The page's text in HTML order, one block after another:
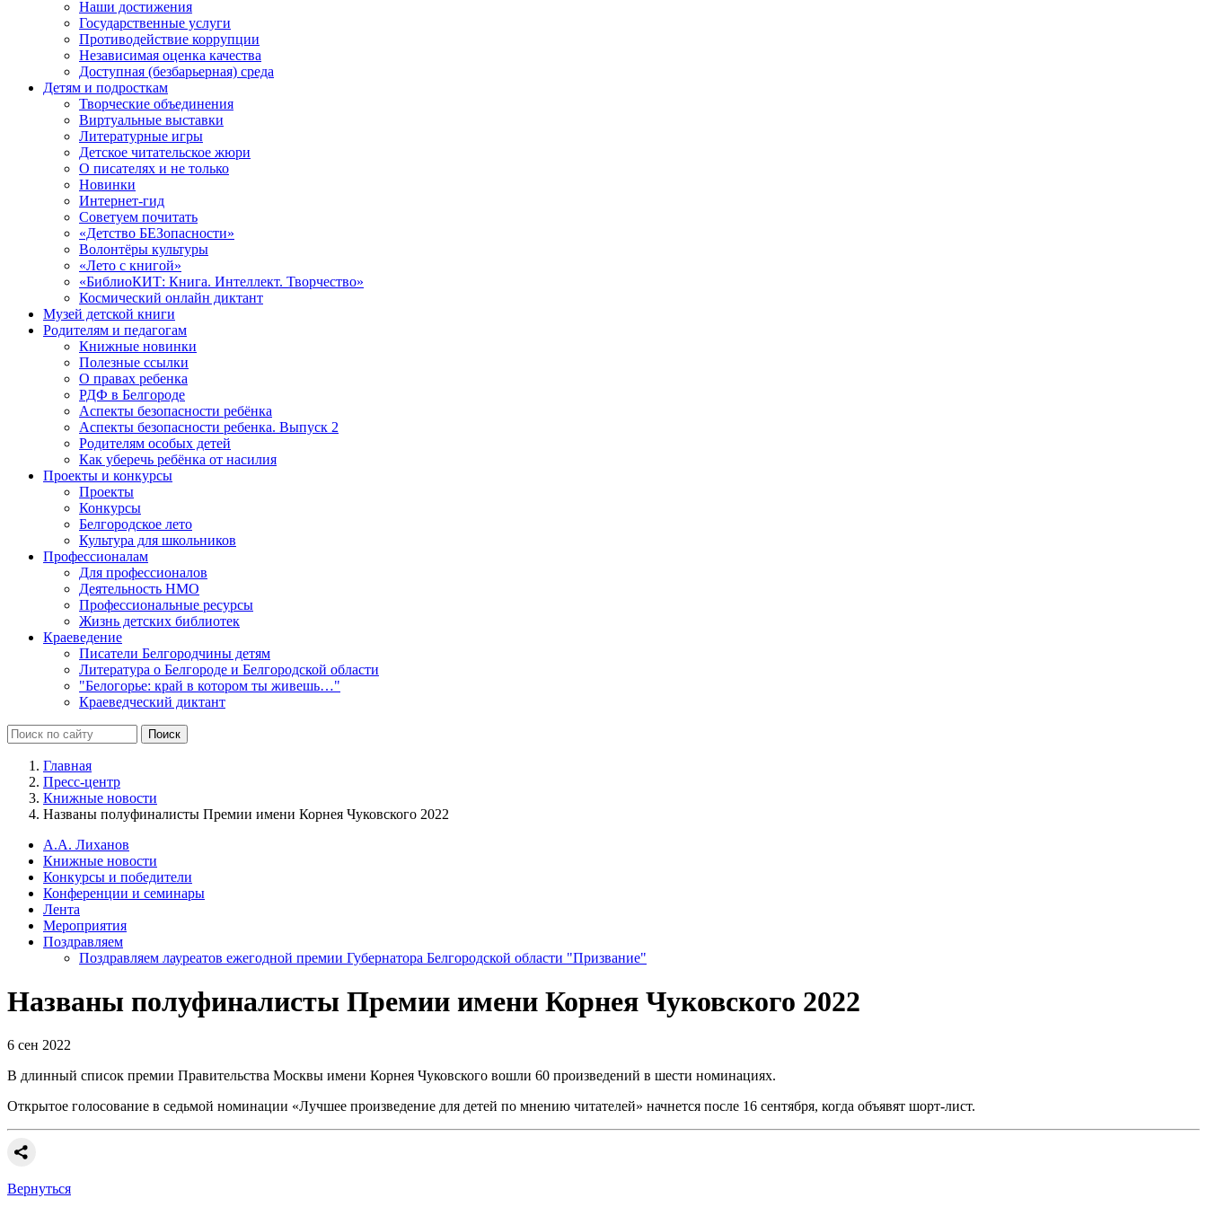
Наши достижения
Государственные услуги
Противодействие коррупции
Независимая оценка качества
Доступная (безбарьерная) среда
Детям и подросткам
Творческие объединения
Виртуальные выставки
Литературные игры
Детское читательское жюри
О писателях и не только
Новинки
Интернет-гид
Советуем почитать
«Детство БЕЗопасности»
Волонтёры культуры
«Лето с книгой»
«БиблиоКИТ: Книга. Интеллект. Творчество»
Космический онлайн диктант
Музей детской книги
Родителям и педагогам
Книжные новинки
Полезные ссылки
О правах ребенка
РДФ в Белгороде
Аспекты безопасности ребёнка
Аспекты безопасности ребенка. Выпуск 2
Родителям особых детей
Как уберечь ребёнка от насилия
Проекты и конкурсы
Проекты
Конкурсы
Белгородское лето
Культура для школьников
Профессионалам
Для профессионалов
Деятельность НМО
Профессиональные ресурсы
Жизнь детских библиотек
Краеведение
Писатели Белгородчины детям
Литература о Белгороде и Белгородской области
"Белогорье: край в котором ты живешь…"
Краеведческий диктант
Главная
Пресс-центр
Книжные новости
Названы полуфиналисты Премии имени Корнея Чуковского 2022
А.А. Лиханов
Книжные новости
Конкурсы и победители
Конференции и семинары
Лента
Мероприятия
Поздравляем
Поздравляем лауреатов ежегодной премии Губернатора Белгородской области "Призвание"
Названы полуфиналисты Премии имени Корнея Чуковского 2022
6 сен 2022
В длинный список премии Правительства Москвы имени Корнея Чуковского вошли 60 произведений в шести номинациях.
Открытое голосование в седьмой номинации «Лучшее произведение для детей по мнению читателей» начнется после 16 сентября, когда объявят шорт-лист.
Вернуться